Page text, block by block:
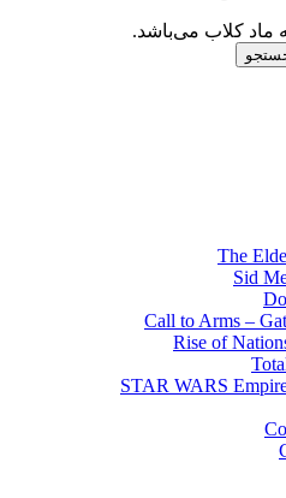
کلاب می‌باشد.
The
Sid
Call to Arms –
Rise of
STAR WARS